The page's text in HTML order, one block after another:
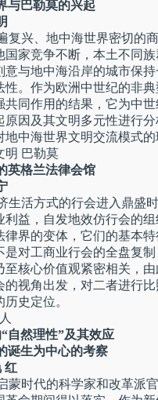
与巴勒莫的兴起
复兴、地中海世界密切的
家竞争不断，本土不同
与地中海沿岸的城市保
。作为欧洲中世纪的非
同作用的结果，它为中
因及其文明多元性进行
中海世界文明交流模式的
明 巴勒莫
格兰法律会馆
生活方式的行会进入鼎盛
益，自发地效仿行会的
界的变体，它们的基本
对工商业行会的全盘复
核心价值观紧密相关，
视角出发，对二者进行
史定位。
自然理性”及其效应
生为中心的考察
蒙时代的科学家和改革派